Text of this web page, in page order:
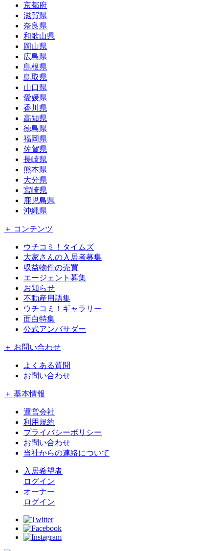
京都府
滋賀県
奈良県
和歌山県
岡山県
広島県
島根県
鳥取県
山口県
愛媛県
香川県
高知県
徳島県
福岡県
佐賀県
長崎県
熊本県
大分県
宮崎県
鹿児島県
沖縄県
＋ コンテンツ
ウチコミ！タイムズ
大家さんの入居者募集
収益物件の売買
エージェント募集
お知らせ
不動産用語集
ウチコミ！ギャラリー
面白特集
公式アンバサダー
＋ お問い合わせ
よくある質問
お問い合わせ
＋ 基本情報
運営会社
利用規約
プライバシーポリシー
お問い合わせ
当社からの連絡について
入居希望者
ログイン
オーナー
ログイン